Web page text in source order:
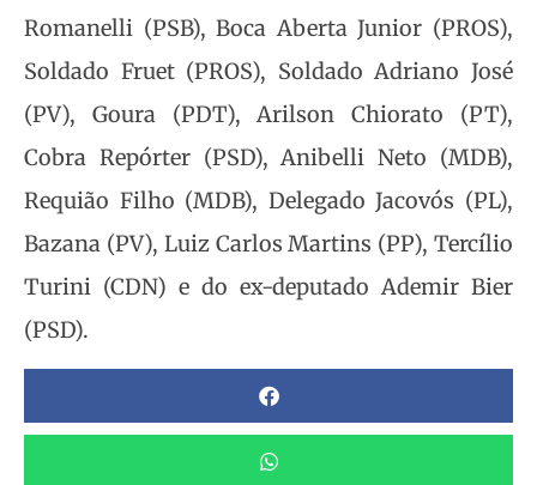
Romanelli (PSB), Boca Aberta Junior (PROS),
Soldado Fruet (PROS), Soldado Adriano José
(PV), Goura (PDT), Arilson Chiorato (PT),
Cobra Repórter (PSD), Anibelli Neto (MDB),
Requião Filho (MDB), Delegado Jacovós (PL),
Bazana (PV), Luiz Carlos Martins (PP), Tercílio
Turini (CDN) e do ex-deputado Ademir Bier
(PSD).